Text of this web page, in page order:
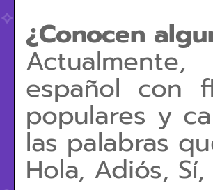
¿Conocen
español con
populares y
las palabras
Hola, Adiós,